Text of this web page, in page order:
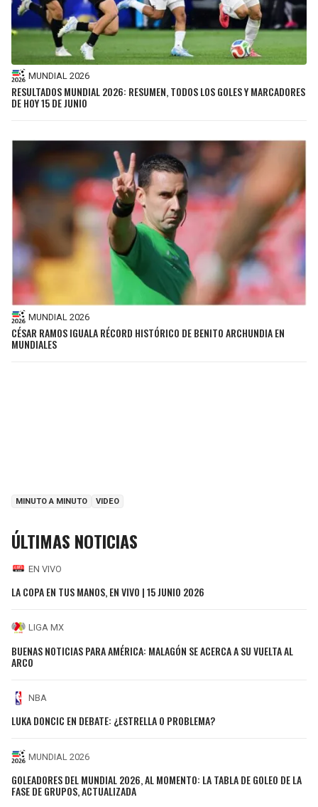
MUNDIAL 2026
RESULTADOS MUNDIAL 2026: RESUMEN, TODOS LOS GOLES Y MARCADORES
DE HOY 15 DE JUNIO
MUNDIAL 2026
CÉSAR RAMOS IGUALA RÉCORD HISTÓRICO DE BENITO ARCHUNDIA EN
MUNDIALES
MINUTO A MINUTO VIDEO
ÚLTIMAS NOTICIAS
EN VIVO
LA COPA EN TUS MANOS, EN VIVO | 15 JUNIO 2026
LIGA MX
BUENAS NOTICIAS PARA AMÉRICA: MALAGÓN SE ACERCA A SU VUELTA AL
ARCO
NBA
LUKA DONCIC EN DEBATE: ¿ESTRELLA O PROBLEMA?
MUNDIAL 2026
GOLEADORES DEL MUNDIAL 2026, AL MOMENTO: LA TABLA DE GOLEO DE LA
FASE DE GRUPOS, ACTUALIZADA